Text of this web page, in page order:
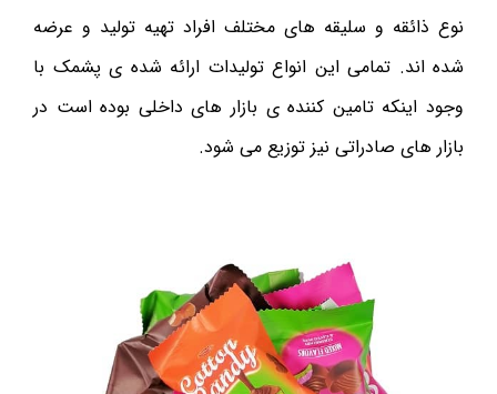
نوع ذائقه و سلیقه های مختلف افراد تهیه تولید و عرضه
شده اند. تمامی این انواع تولیدات ارائه شده ی پشمک با
وجود اینکه تامین کننده ی بازار های داخلی بوده است در
بازار های صادراتی نیز توزیع می شود.